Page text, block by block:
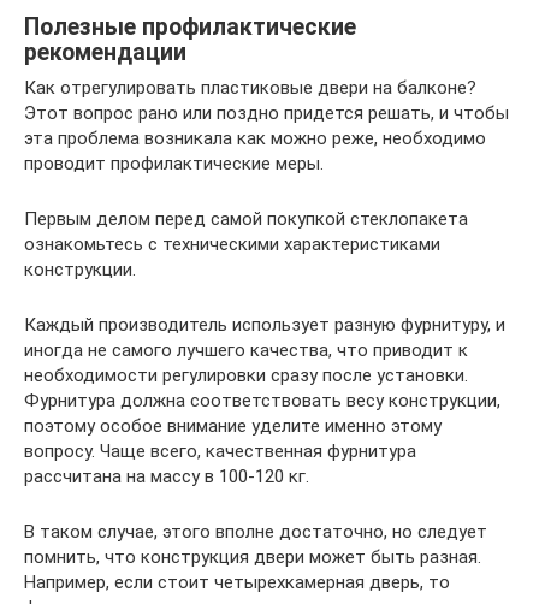
Полезные профилактические
рекомендации
Как отрегулировать пластиковые двери на балконе?
Этот вопрос рано или поздно придется решать, и чтобы
эта проблема возникала как можно реже, необходимо
проводит профилактические меры.
Первым делом перед самой покупкой стеклопакета
ознакомьтесь с техническими характеристиками
конструкции.
Каждый производитель использует разную фурнитуру, и
иногда не самого лучшего качества, что приводит к
необходимости регулировки сразу после установки.
Фурнитура должна соответствовать весу конструкции,
поэтому особое внимание уделите именно этому
вопросу. Чаще всего, качественная фурнитура
рассчитана на массу в 100-120 кг.
В таком случае, этого вполне достаточно, но следует
помнить, что конструкция двери может быть разная.
Например, если стоит четырехкамерная дверь, то